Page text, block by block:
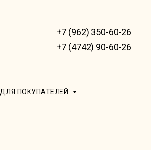
+7 (962) 350-60-26
+7 (4742) 90-60-26
ДЛЯ ПОКУПАТЕЛЕЙ